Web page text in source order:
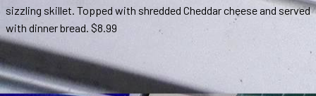
sizzling skillet. Topped with shredded Cheddar cheese and served
with dinner bread. $8.99